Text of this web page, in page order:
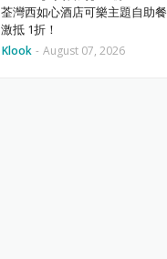
荃灣西如心酒店可樂主題自助餐
激抵 1折！
Klook - August 07, 2026